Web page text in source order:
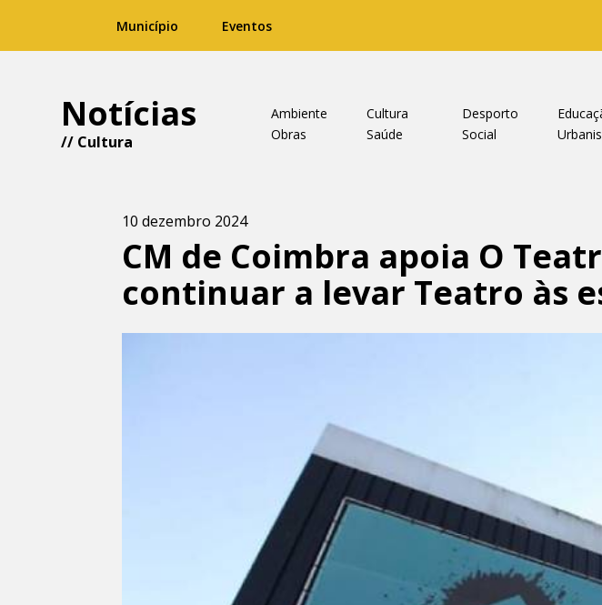
Município Eventos
Notícias
// Cultura
Ambiente Cultura Desporto
Obras
Saúde Social
10 dezembro 2024
CM de Coimbra apoia O
continuar a levar Teatro às